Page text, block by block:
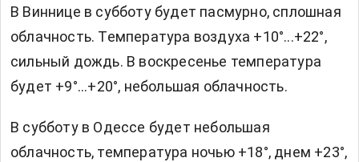
В Виннице в субботу будет пасмурно, сплошная
облачность. Температура воздуха +10°...+22°,
сильный дождь. В воскресенье температура
будет +9°...+20°, небольшая облачность.
В субботу в Одессе будет небольшая
облачность, температура ночью +18°, днем +23°,